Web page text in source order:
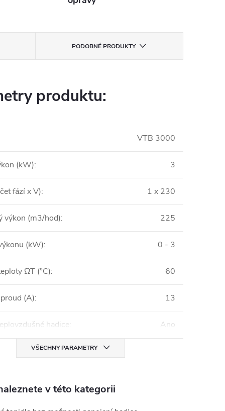
PODOBNÉ PRODUKTY
produktu:
VTB 3000
(kW): 3
fází x V): 1 x 230
výkon (m3/hod): 225
(kW): 0 - 3
∆T (°C): 60
(A): 13
hadice: Ano
VŠECHNY PARAMETRY
v této kategorii